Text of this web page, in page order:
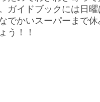
ガイドブックには日
でかいスーパーまで
う！！